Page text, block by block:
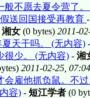
不愿去夏令营了。
送回国接受再教育 -
湘女 (0 bytes) 2011-
天干吗。 (无内容) -
很少。 (无内容) - 湘
2011-02-25,
会雇他抓负鼠。不
容) - 短江学者 (0